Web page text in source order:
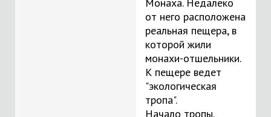
от него расположена
реальная пещера, в
которой жили
монахи-отшельники.
К пещере ведет
"экологическая
тропа".
Начало тропы.